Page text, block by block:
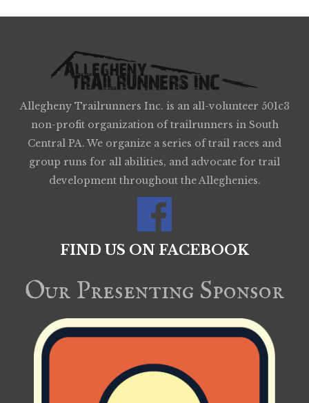
Allegheny Trailrunners Inc. is an all-volunteer 501c3
non-profit organization of trailrunners in South
Central PA. We organize a series of trail races and
group runs for all abilities, and advocate for trail
development throughout the Alleghenies.
FIND US ON FACEBOOK
Our Presenting Sponsor